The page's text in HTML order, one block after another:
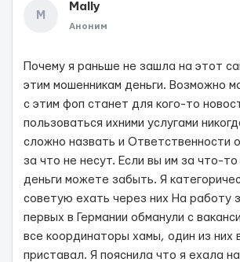
M
Mally
Аноним
Почему я раньше не зашла на этот
этим мошенникам деньги. Возможно
с этим фоп станет для кого-то
пользоваться ихними услугами
сложно назвать и Ответственности
за что не несут. Если вы им за что-
деньги можете забыть. Я
советую ехать через них На работу
первых в Германии обманули с
все координаторы хамы, один из них
приставал. Я пояснила что я ехала